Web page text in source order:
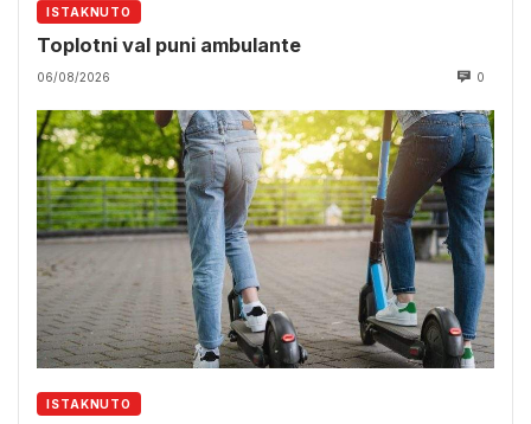
ISTAKNUTO
Toplotni val puni ambulante
06/08/2026 0
ISTAKNUTO